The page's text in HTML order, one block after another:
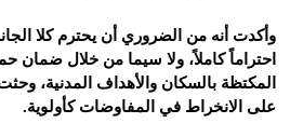
وأكدت أنه من الضروري أن يحترم كلا
احتراماً كاملاً، ولا سيما من خلال ضمان
المكتظة بالسكان والأهداف المدنية،
على الانخراط في المفاوضات كأولوية.